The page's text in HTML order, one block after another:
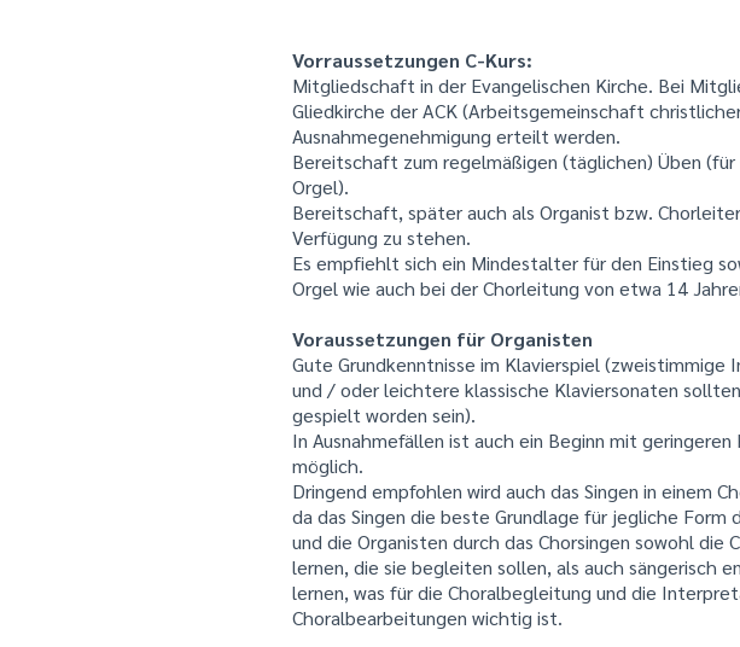
Vorraussetzungen C-Kurs:
Mitgliedschaft in der Evangelischen Kirche. Bei
Gliedkirche der ACK (Arbeitsgemeinschaft
Ausnahmegenehmigung erteilt werden.
Bereitschaft zum regelmäßigen (täglichen) Üben (für
Orgel).
Bereitschaft, später auch als Organist bzw.
Verfügung zu stehen.
Es empfiehlt sich ein Mindestalter für den Einstieg
Orgel wie auch bei der Chorleitung von etwa 14
Voraussetzungen für Organisten
Gute Grundkenntnisse im Klavierspiel (zweistimmige
und / oder leichtere klassische Klaviersonaten
gespielt worden sein).
In Ausnahmefällen ist auch ein Beginn mit geringeren
möglich.
Dringend empfohlen wird auch das Singen in einem
da das Singen die beste Grundlage für jegliche Form
und die Organisten durch das Chorsingen sowohl die
lernen, die sie begleiten sollen, als auch sängerisch
lernen, was für die Choralbegleitung und die
Choralbearbeitungen wichtig ist.